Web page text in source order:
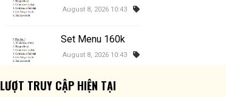
August 8, 2026 10:43
Set Menu 160k
August 8, 2026 10:43
LƯỢT TRUY CẬP HIỆN TẠI